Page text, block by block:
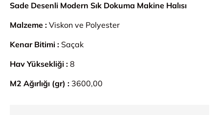
Sade Desenli Modern Sık Dokuma Makine Halısı
Malzeme : Viskon ve Polyester
Kenar Bitimi : Saçak
Hav Yüksekliği : 8
M2 Ağırlığı (gr) : 3600,00